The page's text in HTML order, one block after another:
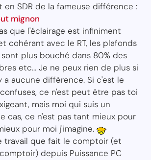
en SDR de la fameuse différence :
mignon
que l'éclairage est infiniment
cohérant avec le RT, les plafonds
plus bouché dans 80% des
etc... Je ne peux rien de plus si
a aucune différence. Si c'est le
ce n'est peut être pas toi
mais moi qui suis un
cas, ce n'est pas tant mieux pour
pour moi j'imagine.
travail que fait le comptoir (et
depuis Puissance PC